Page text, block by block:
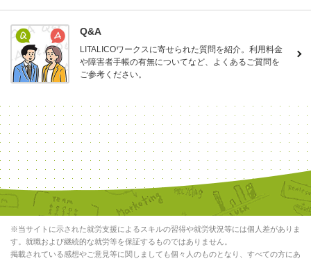
Q&A
LITALICOワークスに寄せられた質問を紹介。利用料金
や障害者手帳の有無についてなど、よくあるご質問を
ご参考ください。
※当サイトに示された就労支援によるスキルの習得や就労状況等には個人差がありま
す。就職および継続的な就労等を保証するものではありません。
掲載されている感想やご意見等に関しましても個々人のものとなり、すべての方にあ